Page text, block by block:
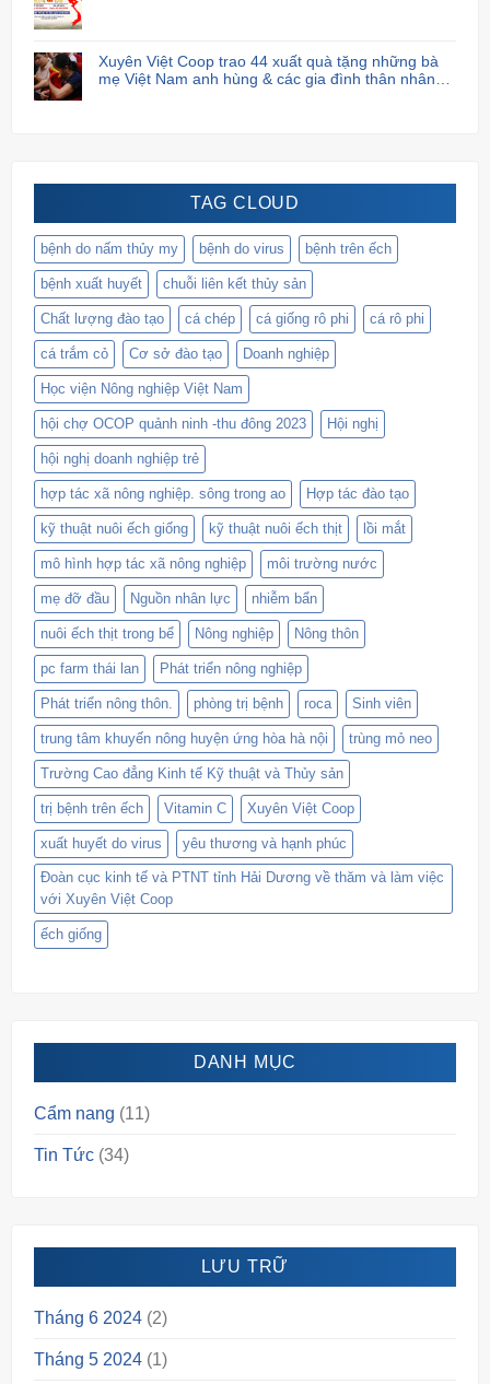
Xuyên Việt Coop trao 44 xuất quà tặng những bà
mẹ Việt Nam anh hùng & các gia đình thân nhân
TAG CLOUD
bệnh do nấm thủy my bệnh do virus bệnh trên ếch
bệnh xuất huyết chuỗi liên kết thủy sản
Chất lượng đào tạo cá chép cá giống rô phi cá rô phi
cá trắm cỏ Cơ sở đào tạo Doanh nghiệp
Học viện Nông nghiệp Việt Nam
hội chợ OCOP quảnh ninh -thu đông 2023 Hội nghị
hội nghị doanh nghiệp trẻ
hợp tác xã nông nghiệp. sông trong ao Hợp tác đào tạo
kỹ thuật nuôi ếch giống kỹ thuật nuôi ếch thịt lồi mắt
mô hình hợp tác xã nông nghiệp môi trường nước
mẹ đỡ đầu Nguồn nhân lực nhiễm bẩn
nuôi ếch thịt trong bể Nông nghiệp Nông thôn
pc farm thái lan Phát triển nông nghiệp
Phát triển nông thôn. phòng trị bệnh roca Sinh viên
trung tâm khuyến nông huyện ứng hòa hà nội trùng mỏ neo
Trường Cao đẳng Kinh tế Kỹ thuật và Thủy sản
trị bệnh trên ếch Vitamin C Xuyên Việt Coop
xuất huyết do virus yêu thương và hạnh phúc
Đoàn cục kinh tế và PTNT tỉnh Hải Dương về thăm và làm việc
với Xuyên Việt Coop
ếch giống
DANH MỤC
Cẩm nang (11)
Tin Tức(34)
LƯU TRỮ
Tháng 6 2024(2)
Tháng 5 2024(1)